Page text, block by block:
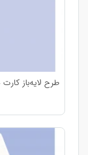
طرح لایه‌باز